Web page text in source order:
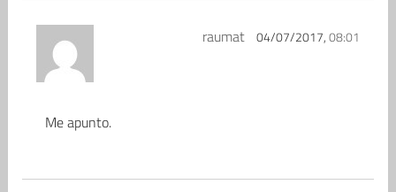
raumat 04/07/2017,08:01
Me apunto.